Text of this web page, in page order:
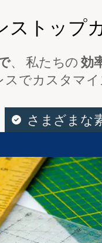
ストップ
、 私たちの効
スでカスタマイ
さまざまな